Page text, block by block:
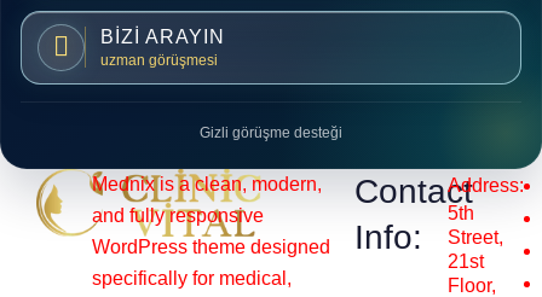
BİZİ ARAYIN
uzman görüşmesi
Gizli görüşme desteği
Mednix is a clean, modern,
and fully responsive
WordPress theme designed
specifically for medical,
Contact
Info:
Address:
5th
Street,
21st
Floor,